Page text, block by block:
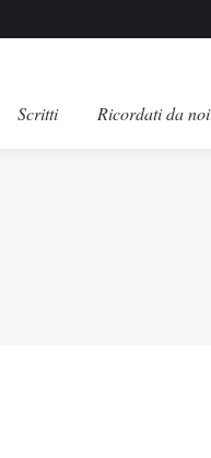
Scritti Ricordati da noi